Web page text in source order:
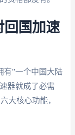
回国加速
有”一个中国大陆
器就成了必需
大核心功能，